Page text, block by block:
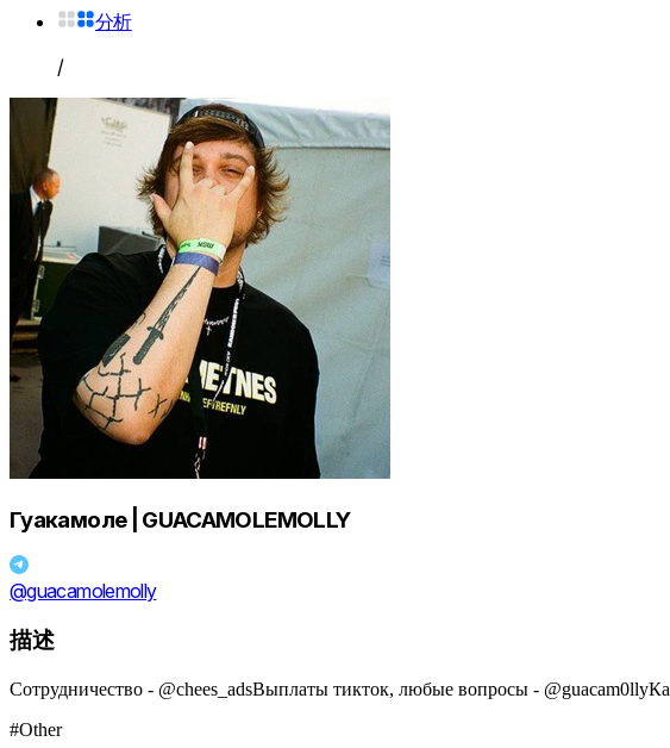
分析
/
Гуакамоле | GUACAMOLEMOLLY
@guacamolemolly
描述
Сотрудничество - @chees_adsВыплаты тикток, любые вопросы -
#Other